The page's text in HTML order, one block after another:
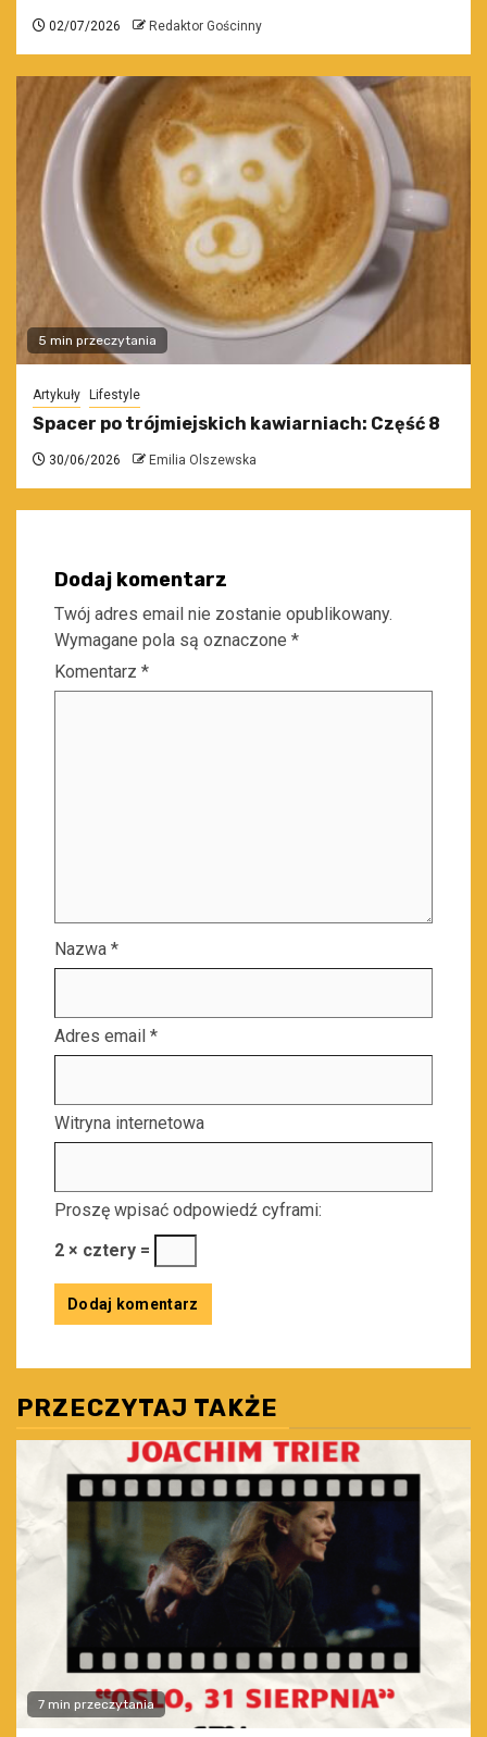
02/07/2026 Redaktor Gościnny
5 min przeczytania
Artykuły Lifestyle
Spacer po trójmiejskich kawiarniach: Część 8
30/06/2026 Emilia Olszewska
Dodaj komentarz
Twój adres email nie zostanie opublikowany.
Wymagane pola są oznaczone *
Komentarz *
Nazwa *
Adres email *
Witryna internetowa
Proszę wpisać odpowiedź cyframi:
2 × cztery =
PRZECZYTAJ TAKŻE
7 min przeczytania